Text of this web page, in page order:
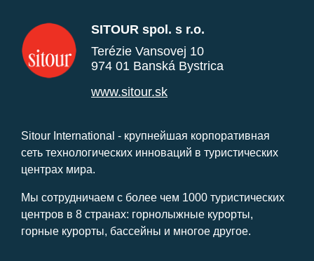
SITOUR spol. s r.o.
Terézie Vansovej 10
974 01 Banská Bystrica
www.sitour.sk
Sitour International - крупнейшая корпоративная
сеть технологических инноваций в туристических
центрах мира.
Мы сотрудничаем с более чем 1000 туристических
центров в 8 странах: горнолыжные курорты,
горные курорты, бассейны и многое другое.